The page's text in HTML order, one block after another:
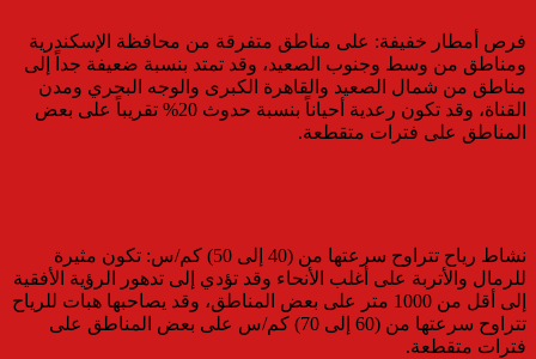
​فرص أمطار خفيفة: على مناطق متفرقة من محافظة الإسكندرية
ومناطق من وسط وجنوب الصعيد، وقد تمتد بنسبة ضعيفة جداً إلى
مناطق من شمال الصعيد والقاهرة الكبرى والوجه البحري ومدن
القناة، وقد تكون رعدية أحياناً بنسبة حدوث 20% تقريباً على بعض
المناطق على فترات متقطعة.
​نشاط رياح تتراوح سرعتها من (40 إلى 50) كم/س: تكون مثيرة
للرمال والأتربة على أغلب الأنحاء وقد تؤدي إلى تدهور الرؤية الأفقية
إلى أقل من 1000 متر على بعض المناطق، وقد يصاحبها هبات للرياح
تتراوح سرعتها من (60 إلى 70) كم/س على بعض المناطق على
فترات متقطعة.